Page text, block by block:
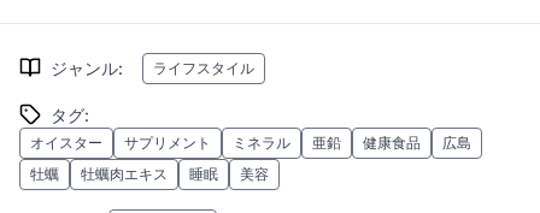
ジャンル: ライフスタイル
タグ:
オイスター サプリメント ミネラル 亜鉛 健康食品
広島
牡蠣
牡蠣肉エキス 睡眠 美容